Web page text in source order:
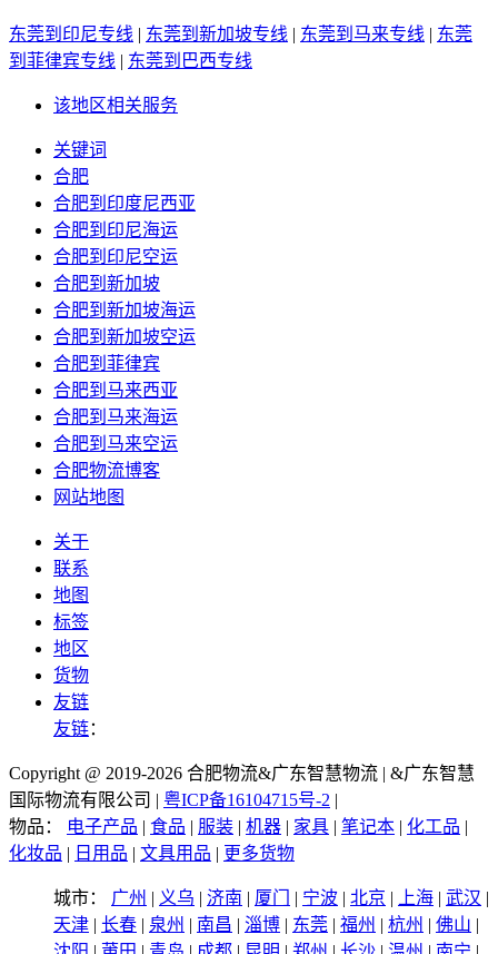
东莞到印尼专线 | 东莞到新加坡专线 | 东莞到马来专线 | 东莞
到菲律宾专线 | 东莞到巴西专线
该地区相关服务
关键词
合肥
合肥到印度尼西亚
合肥到印尼海运
合肥到印尼空运
合肥到新加坡
合肥到新加坡海运
合肥到新加坡空运
合肥到菲律宾
合肥到马来西亚
合肥到马来海运
合肥到马来空运
合肥物流博客
网站地图
关于
联系
地图
标签
地区
货物
友链
友链：
Copyright @ 2019-2026 合肥物流&广东智慧物流 | &广东智慧
国际物流有限公司 | 粤ICP备16104715号-2 |
物品：
电子产品 | 食品 | 服装 | 机器 | 家具 | 笔记本 | 化工品 |
化妆品 | 日用品 | 文具用品 | 更多货物
城市： 广州 | 义乌 | 济南 | 厦门 | 宁波 | 北京 | 上海 | 武汉 |
天津 | 长春 | 泉州 | 南昌 | 淄博 | 东莞 | 福州 | 杭州 | 佛山 |